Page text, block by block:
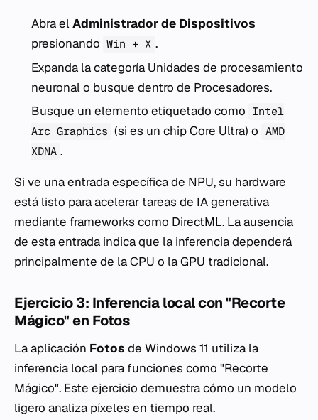
Abra elAdministrador de Dispositivos
presionando Win + X .
Expanda la categoría Unidades de procesamiento
neuronalo busque dentro de Procesadores.
Busque un elemento etiquetado como Intel
Arc Graphics (si es un chip Core Ultra) o AMD
XDNA .
Si ve una entrada específica de NPU, su hardware
está listo para acelerar tareas de IA generativa
mediante frameworks como DirectML. La ausencia
de esta entrada indica que la inferencia dependerá
principalmente de la CPU o la GPU tradicional.
Ejercicio 3: Inferencia local con "Recorte
Mágico" en Fotos
La aplicación Fotos de Windows 11 utiliza la
inferencia local para funciones como "Recorte
Mágico". Este ejercicio demuestra cómo un modelo
ligero analiza píxeles en tiempo real.